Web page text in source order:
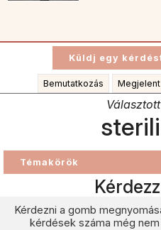
Bemutatkozás
Témakörök
Kérdezni a gomb
kérdések száma még